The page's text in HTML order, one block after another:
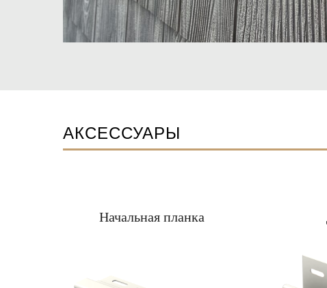
АКСЕССУАРЫ
Начальная планка